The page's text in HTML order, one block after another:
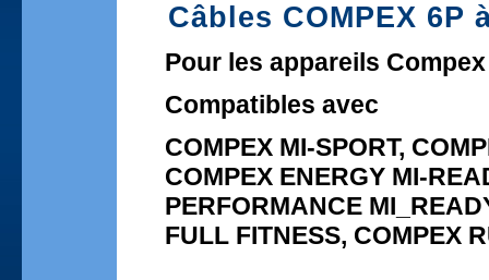
Câbles COMPEX 6P
Pour les appareils
Compatibles avec
COMPEX MI-SPORT,
COMPEX ENERGY MI-
PERFORMANCE
FULL FITNESS, COMPEX